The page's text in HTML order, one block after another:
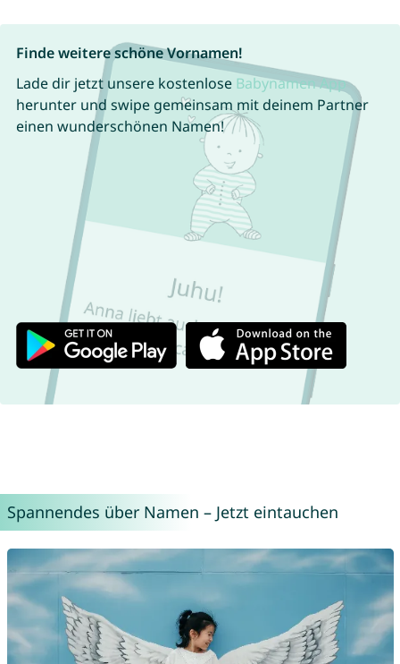
Finde weitere schöne Vornamen!
Lade dir jetzt unsere kostenlose Babynamen App
herunter und swipe gemeinsam mit deinem Partner
einen wunderschönen Namen!
Spannendes über Namen – Jetzt eintauchen